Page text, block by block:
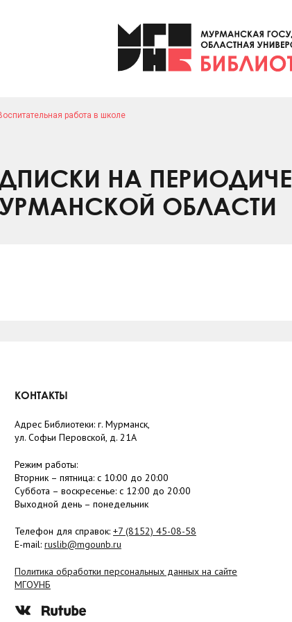
работа в школе
НА
ОБЛАСТИ
КОНТАКТЫ
Адрес Библиотеки: г. Мурманск,
ул. Софьи Перовской, д. 21А
Режим работы:
Вторник – пятница: с 10:00 до 20:00
Суббота – воскресенье: c 12:00 до 20:00
Выходной день – понедельник
Телефон для справок: +7 (8152) 45-08-58
E-mail: ruslib@mgounb.ru
Политика обработки персональных данных на сайте
МГОУНБ